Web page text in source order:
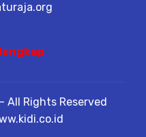
All Rights Reserved